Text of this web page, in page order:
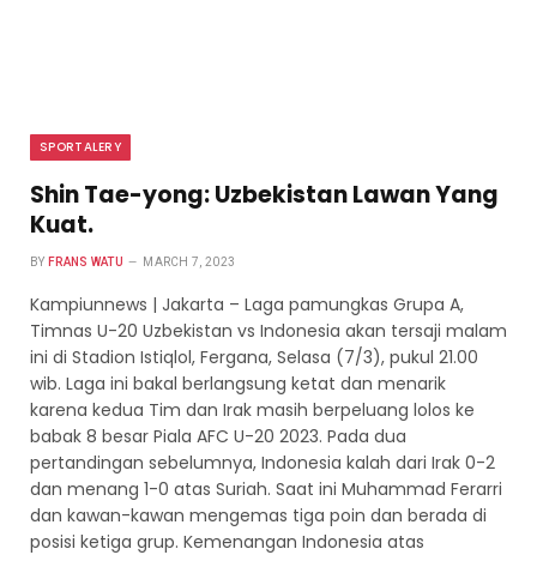
SPORTALERY
Shin Tae-yong: Uzbekistan Lawan Yang
Kuat.
BY FRANS WATU MARCH 7, 2023
Kampiunnews | Jakarta – Laga pamungkas Grupa A,
Timnas U-20 Uzbekistan vs Indonesia akan tersaji malam
ini di Stadion Istiqlol, Fergana, Selasa (7/3), pukul 21.00
wib. Laga ini bakal berlangsung ketat dan menarik
karena kedua Tim dan Irak masih berpeluang lolos ke
babak 8 besar Piala AFC U-20 2023. Pada dua
pertandingan sebelumnya, Indonesia kalah dari Irak 0-2
dan menang 1-0 atas Suriah. Saat ini Muhammad Ferarri
dan kawan-kawan mengemas tiga poin dan berada di
posisi ketiga grup. Kemenangan Indonesia atas